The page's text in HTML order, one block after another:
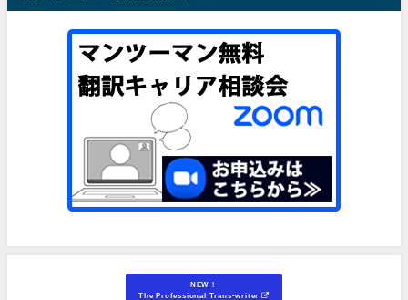
NEW！
The Professional Trans-writer